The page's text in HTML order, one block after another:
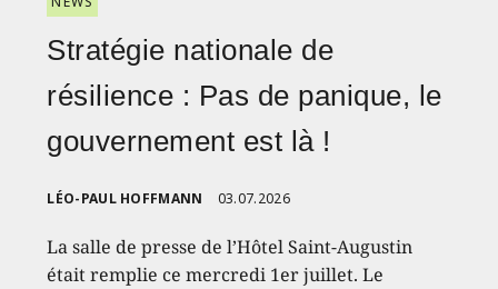
Stratégie nationale de
résilience : Pas de panique, le
gouvernement est là !
LÉO-PAUL HOFFMANN 03.07.2026
La salle de presse de l’Hôtel Saint-Augustin
était remplie ce mercredi 1er juillet. Le